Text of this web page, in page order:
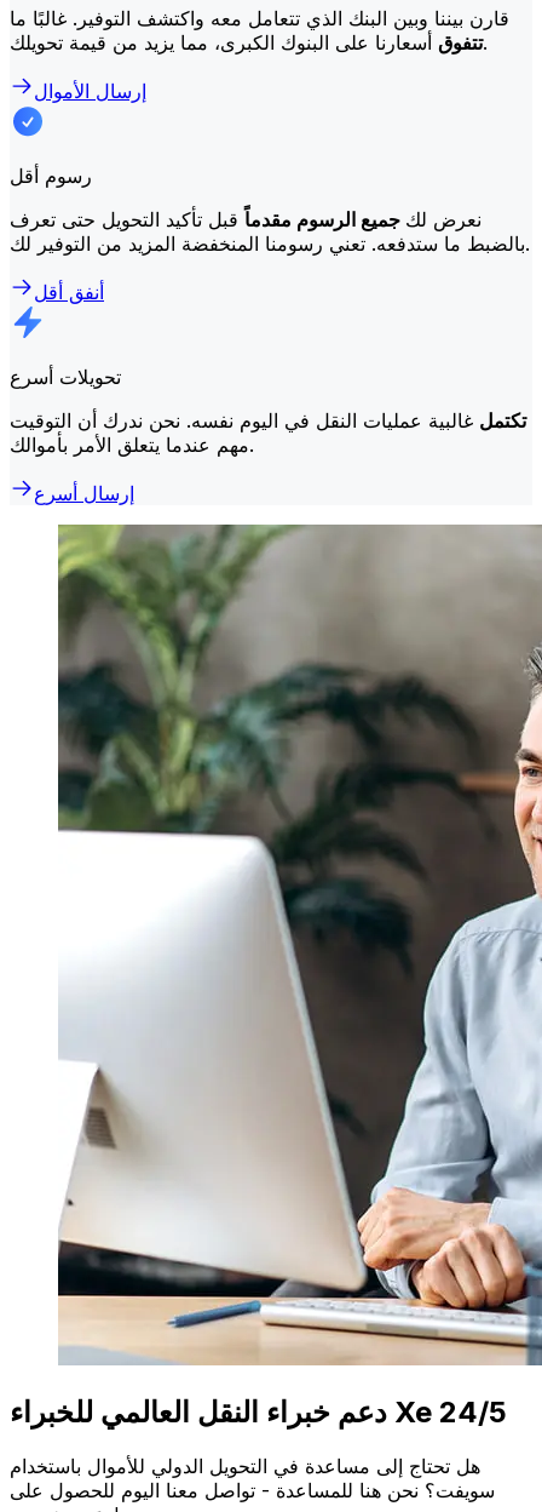
قارن بيننا وبين البنك الذي تتعامل معه واكتشف التوفير. غالبًا ما
تتفوقأسعارنا على البنوك الكبرى، مما يزيد من قيمة تحويلك.
إرسال الأموال
رسوم أقل
نعرض لك جميع الرسوم مقدماًقبل تأكيد التحويل حتى تعرف
بالضبط ما ستدفعه. تعني رسومنا المنخفضة المزيد من التوفير لك.
أنفق أقل
تحويلات أسرع
تكتمل غالبية عمليات النقل في اليوم نفسه. نحن ندرك أن التوقيت
مهم عندما يتعلق الأمر بأموالك.
إرسال أسرع
دعم خبراء النقل العالمي للخبراء Xe 24/5
هل تحتاج إلى مساعدة في التحويل الدولي للأموال باستخدام
سويفت؟ نحن هنا للمساعدة - تواصل معنا اليوم للحصول على